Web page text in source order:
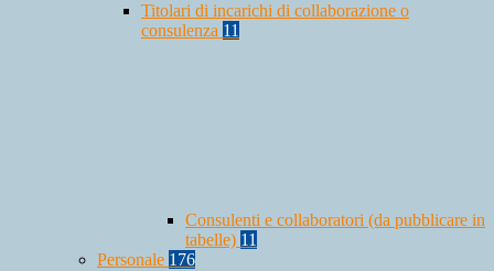
Titolari di incarichi di collaborazione o
consulenza 11
Consulenti e collaboratori (da pubblicare in
tabelle) 11
Personale 176